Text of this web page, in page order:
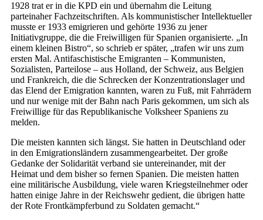
1928 trat er in die KPD ein und übernahm die Leitung
parteinaher Fachzeitschriften. Als kommunistischer Intellektueller
musste er 1933 emigrieren und gehörte 1936 zu jener
Initiativgruppe, die die Freiwilligen für Spanien organisierte. „In
einem kleinen Bistro“, so schrieb er später, „trafen wir uns zum
ersten Mal. Antifaschistische Emigranten – Kommunisten,
Sozialisten, Parteilose – aus Holland, der Schweiz, aus Belgien
und Frankreich, die die Schrecken der Konzentrationslager und
das Elend der Emigration kannten, waren zu Fuß, mit Fahrrädern
und nur wenige mit der Bahn nach Paris gekommen, um sich als
Freiwillige für das Republikanische Volksheer Spaniens zu
melden.
Die meisten kannten sich längst. Sie hatten in Deutschland oder
in den Emigrationsländern zusammengearbeitet. Der große
Gedanke der Solidarität verband sie untereinander, mit der
Heimat und dem bisher so fernen Spanien. Die meisten hatten
eine militärische Ausbildung, viele waren Kriegsteilnehmer oder
hatten einige Jahre in der Reichswehr gedient, die übrigen hatte
der Rote Frontkämpferbund zu Soldaten gemacht.“